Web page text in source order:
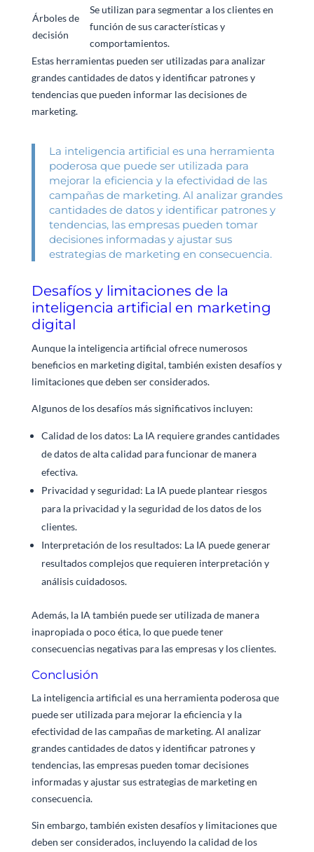
Árboles de
decisión
Se utilizan para segmentar a los clientes en
función de sus características y
comportamientos.
Estas herramientas pueden ser utilizadas para analizar
grandes cantidades de datos y identificar patrones y
tendencias que pueden informar las decisiones de
marketing.
La inteligencia artificial es una herramienta
poderosa que puede ser utilizada para
mejorar la eficiencia y la efectividad de las
campañas de marketing. Al analizar grandes
cantidades de datos y identificar patrones y
tendencias, las empresas pueden tomar
decisiones informadas y ajustar sus
estrategias de marketing en consecuencia.
Desafíos y limitaciones de la
inteligencia artificial en marketing
digital
Aunque la inteligencia artificial ofrece numerosos
beneficios en marketing digital, también existen desafíos y
limitaciones que deben ser considerados.
Algunos de los desafíos más significativos incluyen:
Calidad de los datos: La IA requiere grandes cantidades
de datos de alta calidad para funcionar de manera
efectiva.
Privacidad y seguridad: La IA puede plantear riesgos
para la privacidad y la seguridad de los datos de los
clientes.
Interpretación de los resultados: La IA puede generar
resultados complejos que requieren interpretación y
análisis cuidadosos.
Además, la IA también puede ser utilizada de manera
inapropiada o poco ética, lo que puede tener
consecuencias negativas para las empresas y los clientes.
Conclusión
La inteligencia artificial es una herramienta poderosa que
puede ser utilizada para mejorar la eficiencia y la
efectividad de las campañas de marketing. Al analizar
grandes cantidades de datos y identificar patrones y
tendencias, las empresas pueden tomar decisiones
informadas y ajustar sus estrategias de marketing en
consecuencia.
Sin embargo, también existen desafíos y limitaciones que
deben ser considerados, incluyendo la calidad de los